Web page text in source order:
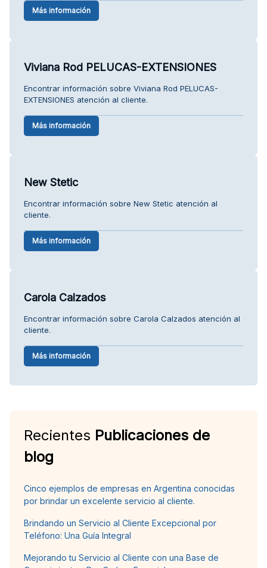
Más información
Viviana Rod PELUCAS-EXTENSIONES
Encontrar información sobre Viviana Rod PELUCAS-
EXTENSIONES atención al cliente.
Más información
New Stetic
Encontrar información sobre New Stetic atención al
cliente.
Más información
Carola Calzados
Encontrar información sobre Carola Calzados atención al
cliente.
Más información
Recientes Publicaciones de
blog
Cinco ejemplos de empresas en Argentina conocidas
por brindar un excelente servicio al cliente.
Brindando un Servicio al Cliente Excepcional por
Teléfono: Una Guía Integral
Mejorando tu Servicio al Cliente con una Base de